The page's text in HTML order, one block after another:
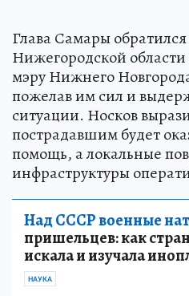
Глава Самары
Нижегородской
мэру Нижнего
пожелав им сил и
ситуации. Носков
пострадавшим будет
помощь, а локальные
инфраструктуры
Над СССР военные
пришельцев: как
искала и изучала
НАУКА